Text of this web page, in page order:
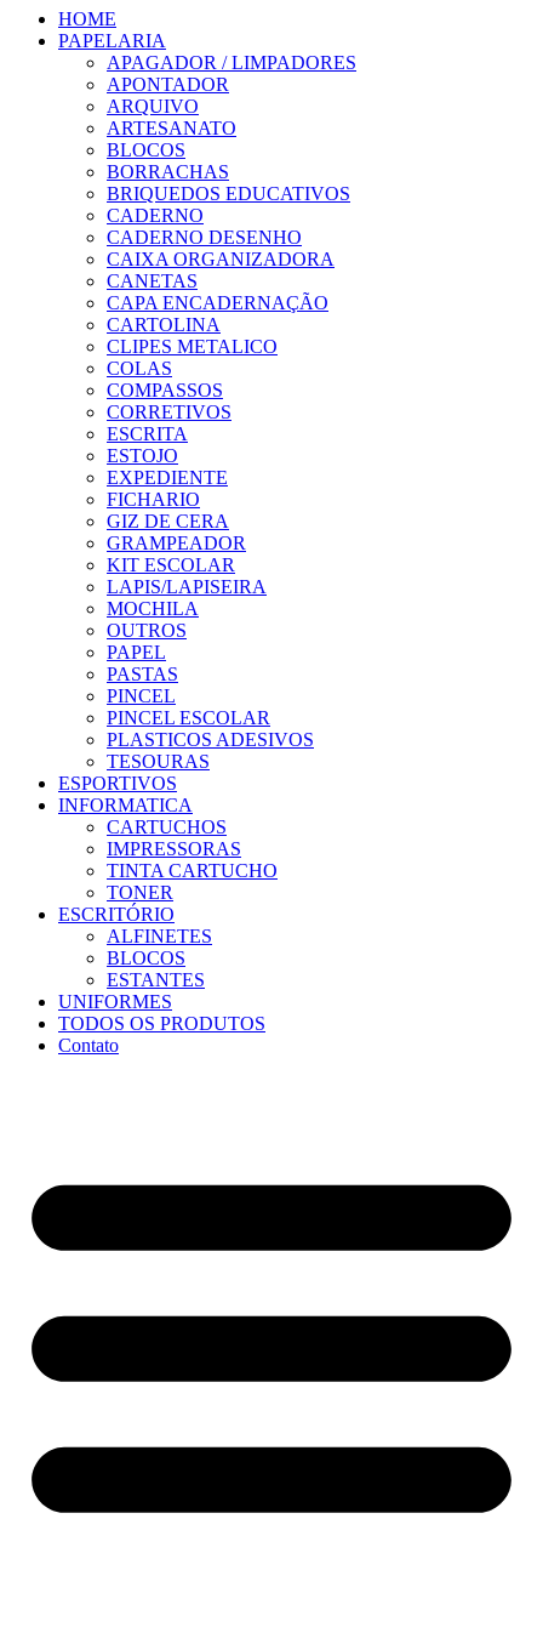
HOME
PAPELARIA
APAGADOR / LIMPADORES
APONTADOR
ARQUIVO
ARTESANATO
BLOCOS
BORRACHAS
BRIQUEDOS EDUCATIVOS
CADERNO
CADERNO DESENHO
CAIXA ORGANIZADORA
CANETAS
CAPA ENCADERNAÇÃO
CARTOLINA
CLIPES METALICO
COLAS
COMPASSOS
CORRETIVOS
ESCRITA
ESTOJO
EXPEDIENTE
FICHARIO
GIZ DE CERA
GRAMPEADOR
KIT ESCOLAR
LAPIS/LAPISEIRA
MOCHILA
OUTROS
PAPEL
PASTAS
PINCEL
PINCEL ESCOLAR
PLASTICOS ADESIVOS
TESOURAS
ESPORTIVOS
INFORMATICA
CARTUCHOS
IMPRESSORAS
TINTA CARTUCHO
TONER
ESCRITÓRIO
ALFINETES
BLOCOS
ESTANTES
UNIFORMES
TODOS OS PRODUTOS
Contato